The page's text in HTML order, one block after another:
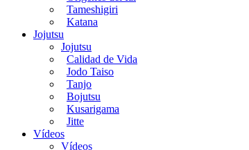
Tameshigiri
Katana
Jojutsu
Jojutsu
Calidad de Vida
Jodo Taiso
Tanjo
Bojutsu
Kusarigama
Jitte
Vídeos
Vídeos